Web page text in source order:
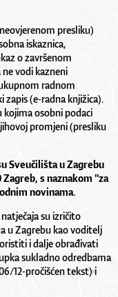
presliku)
iskaznica,
o završenom
vodi kazneni
radnom
zapis (e-radna knjižica).
osobni podaci
promjeni (presliku
Sveučilišta u Zagrebu
s naznakom "za
novinama.
su izričito
u Zagrebu kao voditelj
i dalje obrađivati
sukladno odredbama
12-pročišćen tekst) i